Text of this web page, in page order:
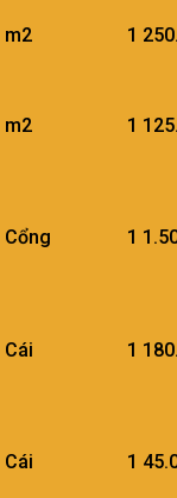
m2 1
m2 1
Cổng 1
Cái 1
Cái 1